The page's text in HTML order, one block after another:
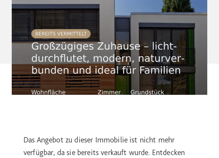
Das Angebot zu dieser Immobilie ist nicht mehr
verfügbar, da sie bereits verkauft wurde. Entdecken